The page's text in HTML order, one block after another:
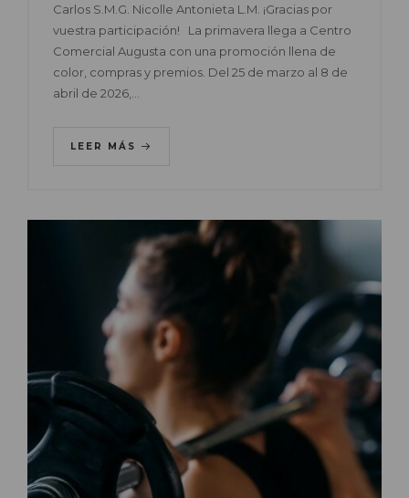
Carlos S.M.G. Nicolle Antonieta L.M. ¡Gracias por
vuestra participación! La primavera llega a Centro
Comercial Augusta con una promoción llena de
color, compras y premios. Del 25 de marzo al 8 de
abril de 2026,…
LEER MÁS